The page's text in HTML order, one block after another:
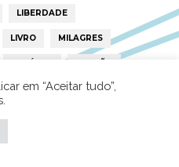
LIBERDADE
LIVRO MILAGRES
NOTÍCIAS OPINIÃO
POLÍTICA
em “Aceitar tudo”,